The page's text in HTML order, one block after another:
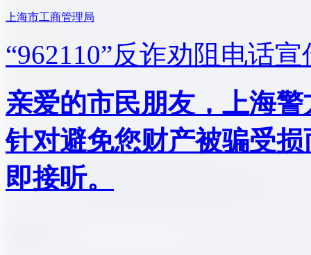
上海市工商管理局
“962110”反诈劝阻电话宣
亲爱的市民朋友，上海
针对避免您财产被骗受
即接听。